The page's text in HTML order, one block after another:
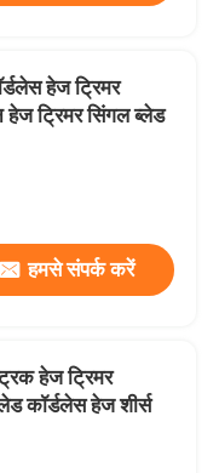
हेज ट्रिमर
ट्रिमर सिंगल ब्लेड
हमसे संपर्क करें
हेज ट्रिमर
कॉर्डलेस हेज शीर्स